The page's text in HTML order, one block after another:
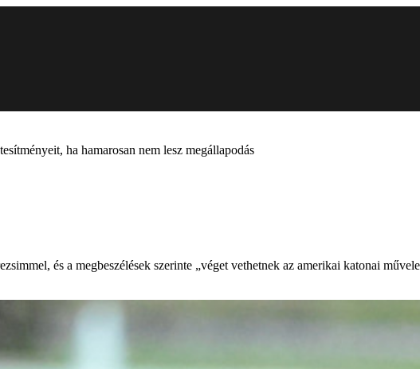
ha hamarosan nem lesz megállapodás
és a megbeszélések szerinte „véget vethetnek az amerikai katonai